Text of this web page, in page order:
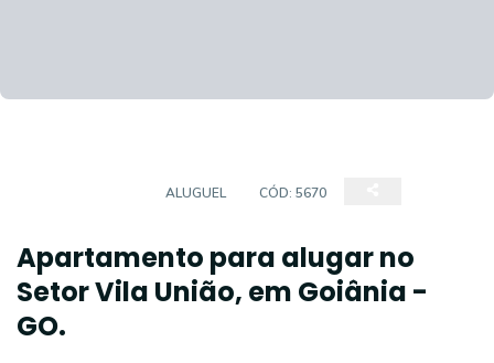
ALUGUEL CÓD: 5670
Apartamento para alugar no
Setor Vila União, em Goiânia -
GO.